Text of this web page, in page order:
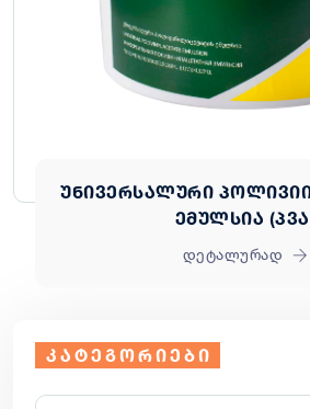
კატეგორიები
უნივერსალური
ემულსია
დეტალურად